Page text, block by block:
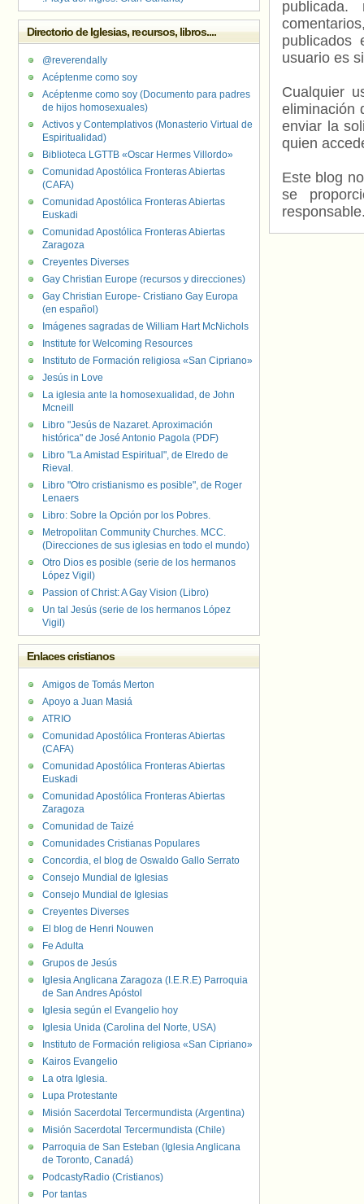
usuario es
Cualquier
eliminación
enviar la
quien
Este blog
se
Directorio de Iglesias, recursos, libros....
@reverendally
Acéptenme como soy
Acéptenme como soy (Documento para padres
de hijos homosexuales)
Activos y Contemplativos (Monasterio Virtual de
Espiritualidad)
Biblioteca LGTTB «Oscar Hermes Villordo»
Comunidad Apostólica Fronteras Abiertas
(CAFA)
Comunidad Apostólica Fronteras Abiertas
Euskadi
Comunidad Apostólica Fronteras Abiertas
Zaragoza
Creyentes Diverses
Gay Christian Europe (recursos y direcciones)
Gay Christian Europe- Cristiano Gay Europa
(en español)
Imágenes sagradas de William Hart McNichols
Institute for Welcoming Resources
Instituto de Formación religiosa «San Cipriano»
Jesús in Love
La iglesia ante la homosexualidad, de John
Mcneill
Libro "Jesús de Nazaret. Aproximación
histórica" de José Antonio Pagola (PDF)
Libro "La Amistad Espiritual", de Elredo de
Rieval.
Libro "Otro cristianismo es posible", de Roger
Lenaers
Libro: Sobre la Opción por los Pobres.
Metropolitan Community Churches. MCC.
(Direcciones de sus iglesias en todo el mundo)
Otro Dios es posible (serie de los hermanos
López Vigil)
Passion of Christ: A Gay Vision (Libro)
Un tal Jesús (serie de los hermanos López
Vigil)
Enlaces cristianos
Amigos de Tomás Merton
Apoyo a Juan Masiá
ATRIO
Comunidad Apostólica Fronteras Abiertas
(CAFA)
Comunidad Apostólica Fronteras Abiertas
Euskadi
Comunidad Apostólica Fronteras Abiertas
Zaragoza
Comunidad de Taizé
Comunidades Cristianas Populares
Concordia, el blog de Oswaldo Gallo Serrato
Consejo Mundial de Iglesias
Consejo Mundial de Iglesias
Creyentes Diverses
El blog de Henri Nouwen
Fe Adulta
Grupos de Jesús
Iglesia Anglicana Zaragoza (I.E.R.E) Parroquia
de San Andres Apóstol
Iglesia según el Evangelio hoy
Iglesia Unida (Carolina del Norte, USA)
Instituto de Formación religiosa «San Cipriano»
Kairos Evangelio
La otra Iglesia.
Lupa Protestante
Misión Sacerdotal Tercermundista (Argentina)
Misión Sacerdotal Tercermundista (Chile)
Parroquia de San Esteban (Iglesia Anglicana
de Toronto, Canadá)
PodcastyRadio (Cristianos)
Por tantas